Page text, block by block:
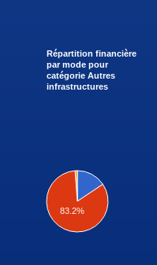
Répartition financière
par mode pour
catégorie Autres
infrastructures
83.2%